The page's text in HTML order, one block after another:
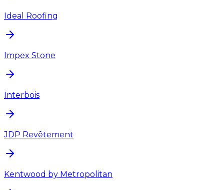
Ideal Roofing
Impex Stone
Interbois
JDP Revêtement
Kentwood by Metropolitan